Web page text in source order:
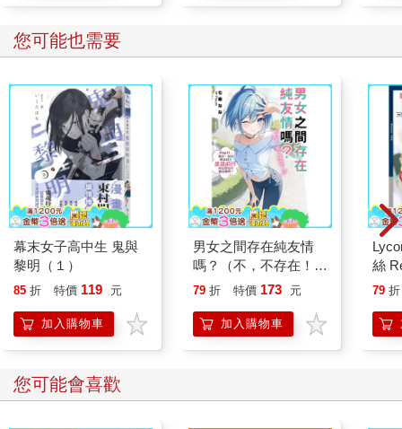
您可能也需要
幕末女子高中生 鬼與
黎明（１）
85 折 特價 119 元
加入購物車
男女之間存在純友情
嗎？（不，不存在！）
Flag 11. 那麼，就算無
會繼續相信我嗎？
79 折 特價 173 元
加入購物車
絲
79 折
您可能會喜歡